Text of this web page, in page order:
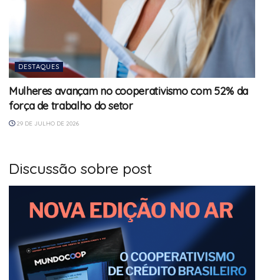
DESTAQUES
Mulheres avançam no cooperativismo com 52% da
força de trabalho do setor
29 DE JULHO DE 2026
Discussão sobre post